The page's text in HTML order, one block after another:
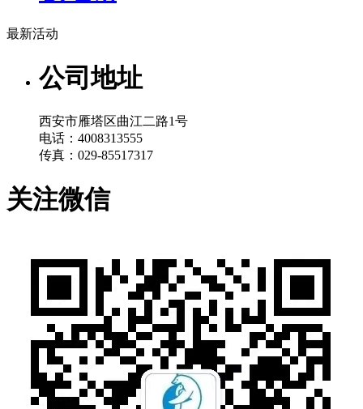
最新活动
公司地址
西安市雁塔区曲江二路1号
电话：4008313555
传真：029-85517317
关注微信